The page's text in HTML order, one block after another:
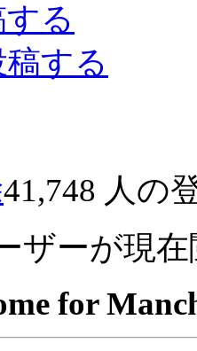
る
する
41,748 人の
ザーが現
for